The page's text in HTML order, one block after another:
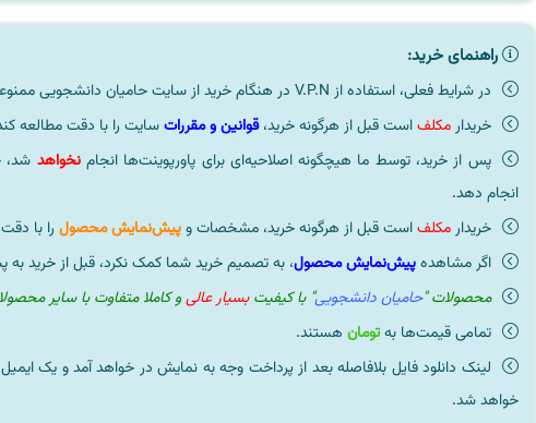
راهنمای خرید:
در شرایط فعلی، استفاده از V.P.N در هنگام خرید از سایت حامیان دانشجویی ممنوعیتی لحاظ نشده است.
خریدارمکلفاست قبل از هرگونه خرید،قوانین و مقرراتسایت را با دقت مطالعه
پس از خرید، توسط ما هیچگونه اصلاحیه‌ای برای پاورپوینت‌ها انجامنخواهد شد،
انجام دهد.
خریدارمکلفاست قبل از هرگونه خرید، مشخصات وپیش‌نمایش محصول را با
اگر مشاهدهپیش‌نمایش محصول، به تصمیم خرید شما کمک نکرد، قبل از خرید
محصولات "حامیان دانشجویی" با کیفیت بسیار عالی و کاملا متفاوت با سایر
تمامی قیمت‌ها بهتومان هستند.
لینک دانلود فایل بلافاصله بعد از پرداخت وجه به نمایش در خواهد آمد و یک
خواهد شد.